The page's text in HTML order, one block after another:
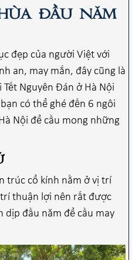
đầu năm
đẹp của người Việt với
an, may mắn, đây cũng là
Nguyên Đán ở Hà Nội
có thể ghé đến 6 ngôi
Nội để cầu mong những
trúc cổ kính nằm ở vị trí
thuận lợi nên rất được
dịp đầu năm để cầu may